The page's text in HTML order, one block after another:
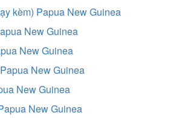
kèm) Papua New Guinea
New Guinea
New Guinea
New Guinea
New Guinea
New Guinea